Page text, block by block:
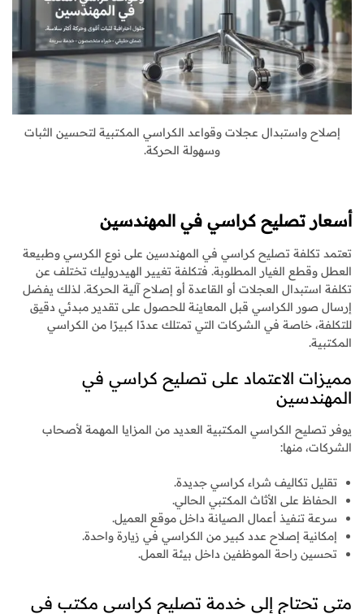
إصلاح واستبدال عجلات وقواعد الكراسي المكتبية لتحسين الثبات
وسهولة الحركة.
أسعار تصليح كراسي في المهندسين
تعتمد تكلفة تصليح كراسي في المهندسين على نوع الكرسي وطبيعة
العطل وقطع الغيار المطلوبة. فتكلفة تغيير الهيدروليك تختلف عن
تكلفة استبدال العجلات أو القاعدة أو إصلاح آلية الحركة. لذلك يفضل
إرسال صور الكراسي قبل المعاينة للحصول على تقدير مبدئي دقيق
للتكلفة، خاصة في الشركات التي تمتلك عددًا كبيرًا من الكراسي
المكتبية.
مميزات الاعتماد على تصليح كراسي في
المهندسين
يوفر تصليح الكراسي المكتبية العديد من المزايا المهمة لأصحاب
الشركات، منها:
تقليل تكاليف شراء كراسي جديدة.
الحفاظ على الأثاث المكتبي الحالي.
سرعة تنفيذ أعمال الصيانة داخل موقع العميل.
إمكانية إصلاح عدد كبير من الكراسي في زيارة واحدة.
تحسين راحة الموظفين داخل بيئة العمل.
متى تحتاج إلى خدمة تصليح كراسي مكتب في